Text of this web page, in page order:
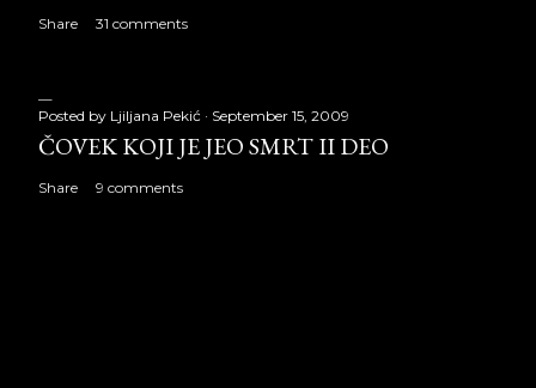
Share 31 comments
Posted by Ljiljana Pekić September 15, 2009
ČOVEK KOJI JE JEO SMRT II DEO
Share 9 comments